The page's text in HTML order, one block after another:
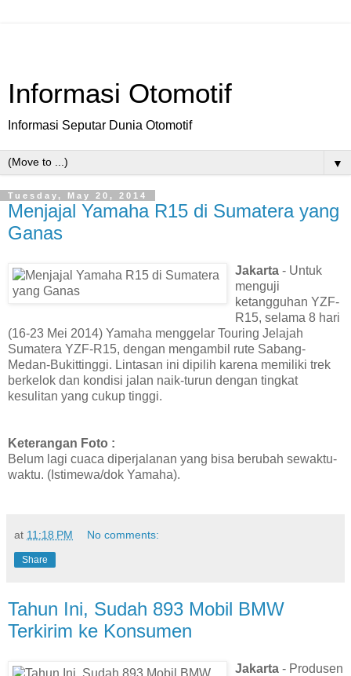
Informasi Otomotif
Informasi Seputar Dunia Otomotif
▼
Tuesday, May 20, 2014
Menjajal Yamaha R15 di Sumatera yang
Ganas
Jakarta - Untuk
menguji
ketangguhan YZF-
R15, selama 8 hari
(16-23 Mei 2014) Yamaha menggelar Touring Jelajah
Sumatera YZF-R15, dengan mengambil rute Sabang-
Medan-Bukittinggi. Lintasan ini dipilih karena memiliki trek
berkelok dan kondisi jalan naik-turun dengan tingkat
kesulitan yang cukup tinggi.
Keterangan Foto :
Belum lagi cuaca diperjalanan yang bisa berubah sewaktu-
waktu. (Istimewa/dok Yamaha).
at 11:18 PM No comments:
Share
Tahun Ini, Sudah 893 Mobil BMW
Terkirim ke Konsumen
Jakarta - Produsen